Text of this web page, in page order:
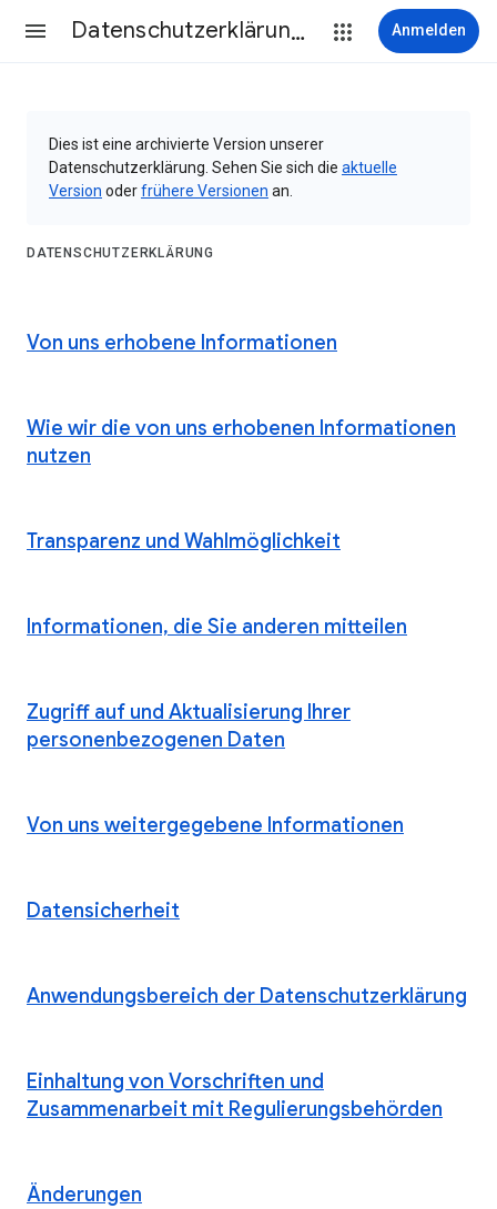
Datenschutzerklärung & Nutzungsbedingungen Anmelden
Dies ist eine archivierte Version unserer
Datenschutzerklärung. Sehen Sie sich die aktuelle
Version oderfrühere Versionen an.
DATENSCHUTZERKLÄRUNG
Von uns erhobene Informationen
Wie wir die von uns erhobenen Informationen
nutzen
Transparenz und Wahlmöglichkeit
Informationen, die Sie anderen mitteilen
Zugriff auf und Aktualisierung Ihrer
personenbezogenen Daten
Von uns weitergegebene Informationen
Datensicherheit
Anwendungsbereich der Datenschutzerklärung
Einhaltung von Vorschriften und
Zusammenarbeit mit Regulierungsbehörden
Änderungen